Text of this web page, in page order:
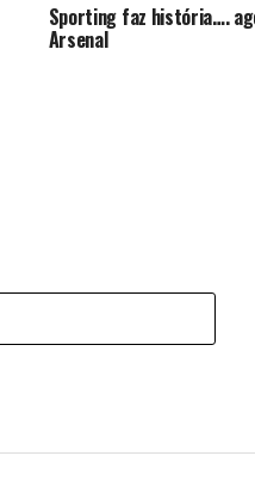
Sporting faz história….
Arsenal